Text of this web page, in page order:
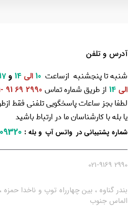
آدرس و تلفن
شنبه تا پنجشنبه ازساعت 10 الی و
الی
از طریق شماره تماس 2990 69 91 -021
لطفا بجز ساعات پاسخگویی تلفنی فقط
یا بله با کارشناسان ما در ارتباط باشید
شماره پشتیبانی در واتس آپ و بله :
2990 021-9169
الماس جنوب